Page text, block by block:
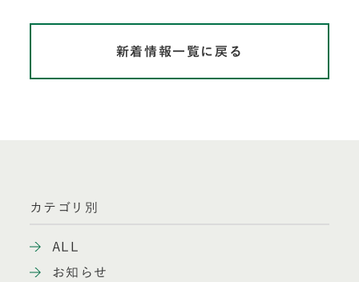
新着情報一覧に戻る
カテゴリ別
ALL
お知らせ